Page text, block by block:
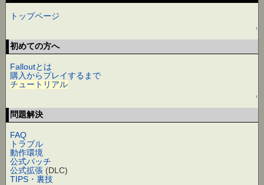
トップページ
↑
初めての方へ
Falloutとは
購入からプレイするまで
チュートリアル
↑
問題解決
FAQ
トラブル
動作環境
公式パッチ
公式拡張 (DLC)
TIPS・裏技